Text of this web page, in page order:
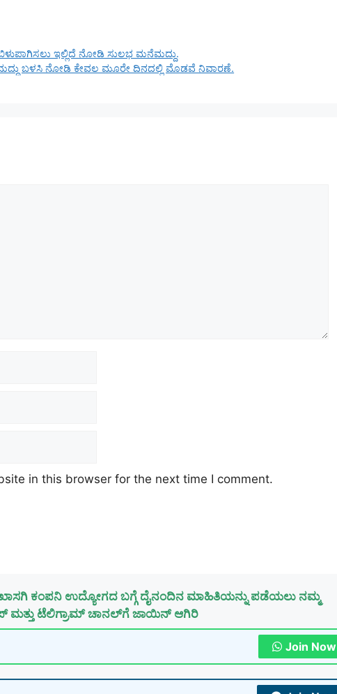
ಇಲ್ಲಿದೆ ನೋಡಿ ಸುಲಭ ಮನೆಮದ್ದು.
ಬಳಸಿ ನೋಡಿ ಕೇವಲ ಮೂರೇ ದಿನದಲ್ಲಿ ಮೊಡವೆ ನಿವಾರಣೆ.
in this browser for the next time I comment.
ಕಂಪನಿ ಉದ್ಯೋಗದ ಬಗ್ಗೆ ದೈನಂದಿನ ಮಾಹಿತಿಯನ್ನು ಪಡೆಯಲು ನಮ್ಮ
ಮತ್ತು ಟೆಲಿಗ್ರಾಮ್ ಚಾನಲ್‌ಗೆ ಜಾಯಿನ್ ಆಗಿರಿ
Join Now